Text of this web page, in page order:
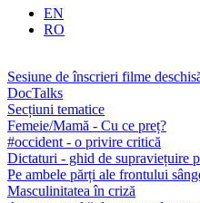
EN
RO
Sesiune de înscrieri filme
DocTalks
Secțiuni tematice
Femeie/Mamă - Cu ce preț?
#occident - o privire critică
Dictaturi - ghid de supraviețuire
Pe ambele părți ale frontului
Masculinitatea în criză